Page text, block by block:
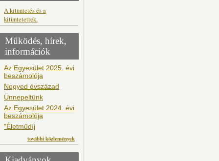
A kitüntetés és a
kitüntetettek.
Működés, hírek,
információk
Az Egyesület 2025. évi
beszámolója
Negyed évszázad
Ünnepeltünk
Az Egyesület 2024. évi
beszámolója
"Életműdíj
további közlemények